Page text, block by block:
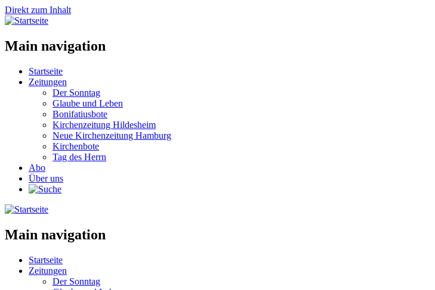
Direkt zum Inhalt
Main navigation
Startseite
Zeitungen
Der Sonntag
Glaube und Leben
Bonifatiusbote
Kirchenzeitung Hildesheim
Neue Kirchenzeitung Hamburg
Kirchenbote
Tag des Herrn
Abo
Über uns
Main navigation
Startseite
Zeitungen
Der Sonntag